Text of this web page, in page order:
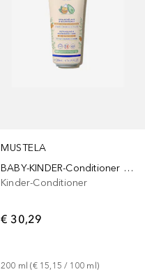
MUSTELA
BABY-KINDER-Conditioner mit oder ohne Ausspülen
Kinder-Conditioner
€ 30,29
200 ml (€ 15,15 / 100 ml )